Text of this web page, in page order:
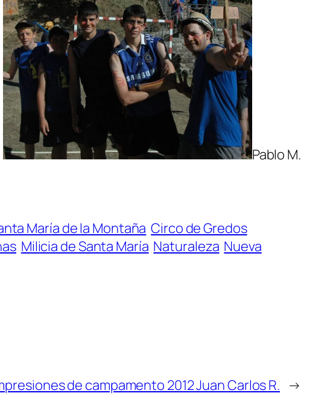
Pablo M.
María de la Montaña Circo de Gredos
Milicia de Santa María Naturaleza Nueva
de campamento 2012 Juan Carlos R. →